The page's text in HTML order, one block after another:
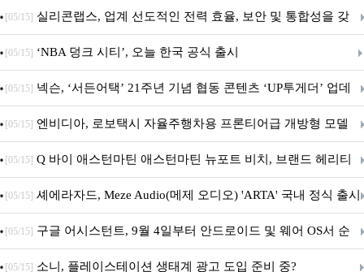
표
[05/15] 실리콘랩스, 업계 선도적인 전력 효율, 보안 및 통합성을 갖
춘 초저전력 블루투스 LE SoC ‘BG2B’ 공개
[05/15] ‘NBA 덩크 시티’, 오늘 한국 공식 출시
[05/15] 넥슨, ‘서든어택’ 21주년 기념 협동 콘텐츠 ‘UP투게더’ 업데
이트
[05/15] 엔비디아, 로보택시 자율주행차용 프론티어급 개방형 모델
‘알파마요 2 슈퍼’ 상업적 이용 가능
[05/15] Q 바이 애스턴마틴 애스턴마틴 뉴포트 비치, 브랜드 헤리티
지 담은 ‘헤리티지 에디션 컬렉션’ 공개
[05/15] 셰에라자드, Meze Audio(메제 오디오) 'ARTA' 국내 정식 출시
[05/15] 구글 어시스턴트, 9월 4일부터 안드로이드 및 웨어 OS서 순
차 서비스 종료
[05/15] 소니, 플레이스테이션 생태계 광고 도입 준비 중?